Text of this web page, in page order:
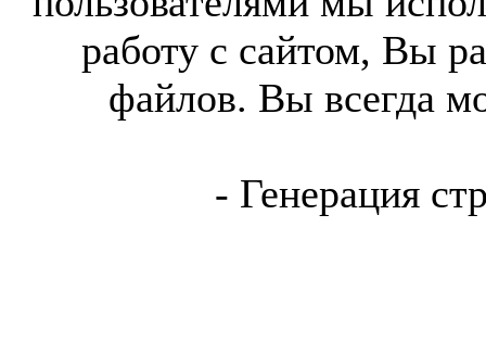
работу с сайтом, Вы
файлов. Вы всегда
- Генерация